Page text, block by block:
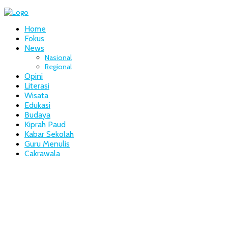
Home
Fokus
News
Nasional
Regional
Opini
Literasi
Wisata
Edukasi
Budaya
Kiprah Paud
Kabar Sekolah
Guru Menulis
Cakrawala